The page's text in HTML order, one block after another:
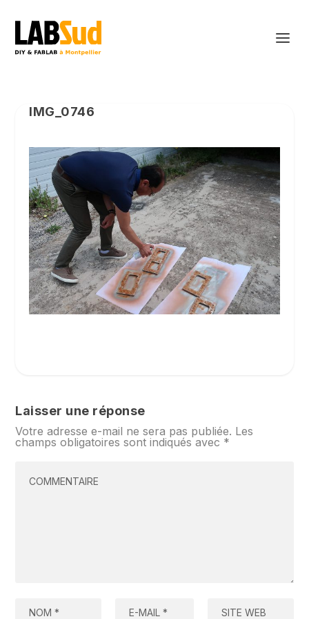
IMG_0746
Laisser une réponse
Votre adresse e-mail ne sera pas publiée. Les
champs obligatoires sont indiqués avec *